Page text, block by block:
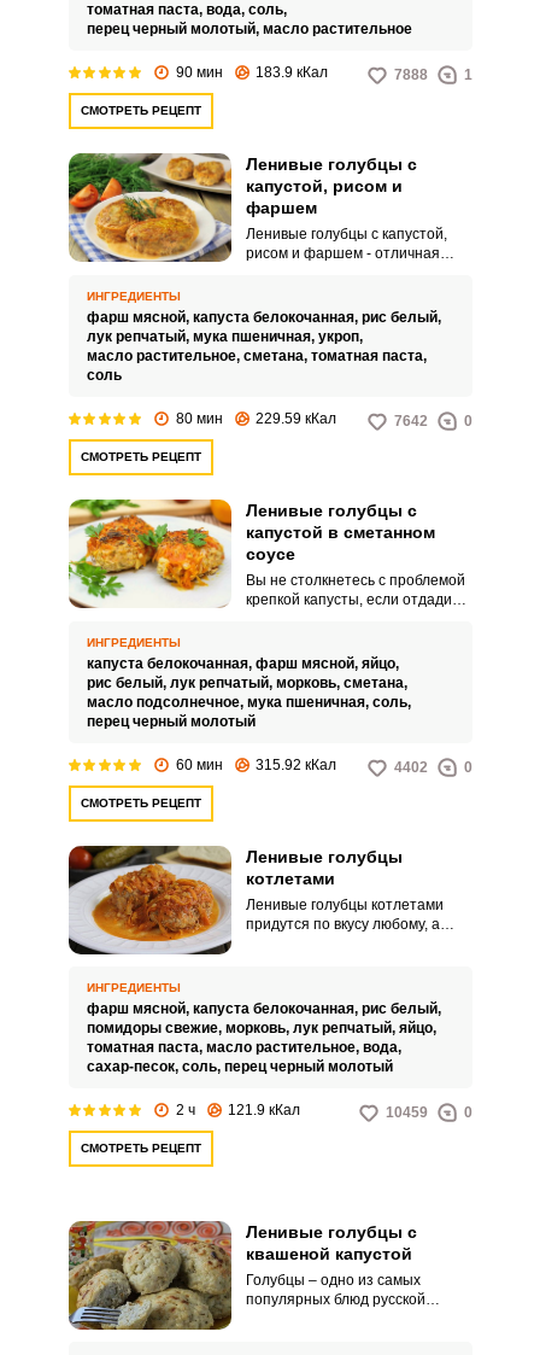
томатная паста, вода, соль,
перец черный молотый, масло растительное
90 мин 183.9 кКал 7888 1
СМОТРЕТЬ РЕЦЕПТ
Ленивые голубцы с
капустой, рисом и
фаршем
Ленивые голубцы с капустой,
рисом и фаршем - отличная
готовятся быстрее и
значительно проще. Капусту
нарежем небольшими кусочками
оценят этот вариант, ведь мало
какой ребёнок ест тушеные
ИНГРЕДИЕНТЫ
фарш мясной, капуста белокочанная, рис белый,
лук репчатый, мука пшеничная, укроп,
масло растительное, сметана, томатная паста,
соль
80 мин 229.59 кКал 7642 0
СМОТРЕТЬ РЕЦЕПТ
Ленивые голубцы с
капустой в сметанном
соусе
Вы не столкнетесь с проблемой
крепкой капусты, если отдадите
тушится вперемежку с мелко
нарезанной капустой, морковкой
и рисом, поэтому блюдо
получается очень сочным и
ИНГРЕДИЕНТЫ
капуста белокочанная, фарш мясной, яйцо,
рис белый, лук репчатый, морковь, сметана,
масло подсолнечное, мука пшеничная, соль,
перец черный молотый
60 мин 315.92 кКал 4402 0
СМОТРЕТЬ РЕЦЕПТ
Ленивые голубцы
котлетами
Ленивые голубцы котлетами
придутся по вкусу любому, а
классическим вариантом. В
качестве основных
ингредиентов в голубцах как в
ленивых, так и классических
используются мясной фарш, рис
ИНГРЕДИЕНТЫ
фарш мясной, капуста белокочанная, рис белый,
помидоры свежие, морковь, лук репчатый, яйцо,
томатная паста, масло растительное, вода,
сахар-песок, соль, перец черный молотый
2 ч 121.9 кКал 10459 0
СМОТРЕТЬ РЕЦЕПТ
Ленивые голубцы с
квашеной капустой
Голубцы – одно из самых
популярных блюд русской